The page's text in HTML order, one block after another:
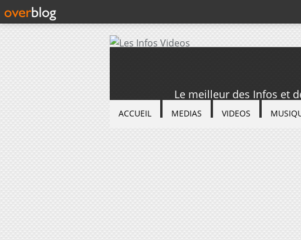
Le meilleur des Infos et
ACCUEIL MEDIAS VIDEOS